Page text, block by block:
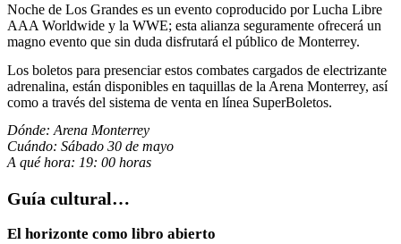
Noche de Los Grandes es un evento coproducido por Lucha Libre
AAA Worldwide y la WWE; esta alianza seguramente ofrecerá un
magno evento que sin duda disfrutará el público de Monterrey.
Los boletos para presenciar estos combates cargados de electrizante
adrenalina, están disponibles en taquillas de la Arena Monterrey, así
como a través del sistema de venta en línea SuperBoletos.
Dónde: Arena Monterrey
Cuándo: Sábado 30 de mayo
A qué hora: 19: 00 horas
Guía cultural…
El horizonte como libro abierto